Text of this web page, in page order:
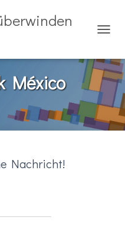
México
Nachricht!